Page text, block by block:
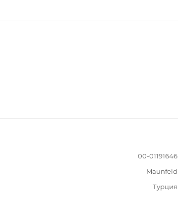
00-01191646
Maunfeld
Турция